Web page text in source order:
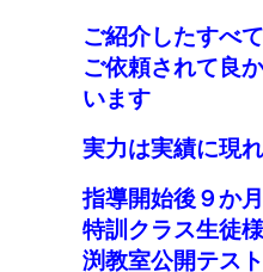
ご紹介したすべ
ご依頼されて良
います
実力は実績に現
指導開始後９か
特訓クラス生徒
渕教室公開テス